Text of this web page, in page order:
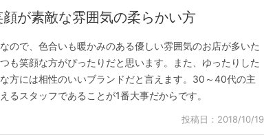
が素敵な雰囲気の柔らかい方
ので、色合いも暖かみのある優しい雰囲気のお店が多いた
も笑顔な方がぴったりだと思います。また、ゆったりした
方には相性のいいブランドだと言えます。30～40代の主
るスタッフであることが1番大事だからです。
投稿日：2018/10/19